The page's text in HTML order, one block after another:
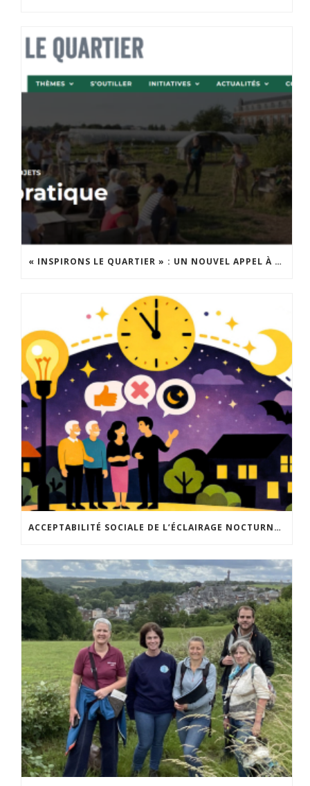
« INSPIRONS LE QUARTIER » : UN NOUVEL APPEL À PROJETS EST LANCÉ !
ACCEPTABILITÉ SOCIALE DE L’ÉCLAIRAGE NOCTURNE : LE REPLAY EST DISPONIBLE